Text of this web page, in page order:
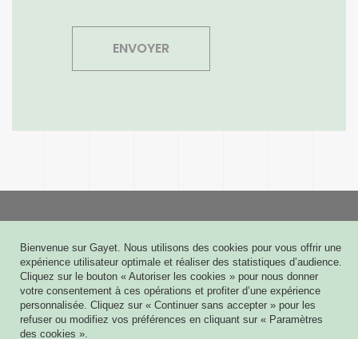
6 rue Joseph Cugnot - CS 60009
51432 TINQUEUX CEDEX
03 26 08 03 03
Contact
Bienvenue sur Gayet. Nous utilisons des cookies pour vous offrir une
expérience utilisateur optimale et réaliser des statistiques d’audience.
Cliquez sur le bouton « Autoriser les cookies » pour nous donner
votre consentement à ces opérations et profiter d’une expérience
personnalisée. Cliquez sur « Continuer sans accepter » pour les
refuser ou modifiez vos préférences en cliquant sur « Paramètres
des cookies ».